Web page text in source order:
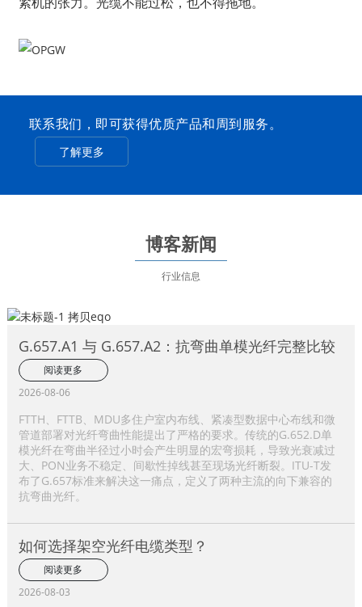
联系我们，即可获得优质产品和周到服务。
了解更多
博客新闻
行业信息
G.657.A1 与 G.657.A2：抗弯曲单模光纤完整比较
阅读更多
2026-08-06
FTTH、FTTB、MDU多住户室内布线、紧凑型数据中心布线和微
管道部署对光纤弯曲性能提出了严格的要求。传统的G.652.D单
模光纤在弯曲半径过小时会产生明显的宏弯损耗，导致光衰减过
大、PON业务不稳定、间歇性掉线甚至现场光纤断裂。ITU-T发
布了G.657标准来解决这一痛点，定义了两种主流的向下兼容的
抗弯曲光纤。
如何选择架空光纤电缆类型？
阅读更多
2026-08-03